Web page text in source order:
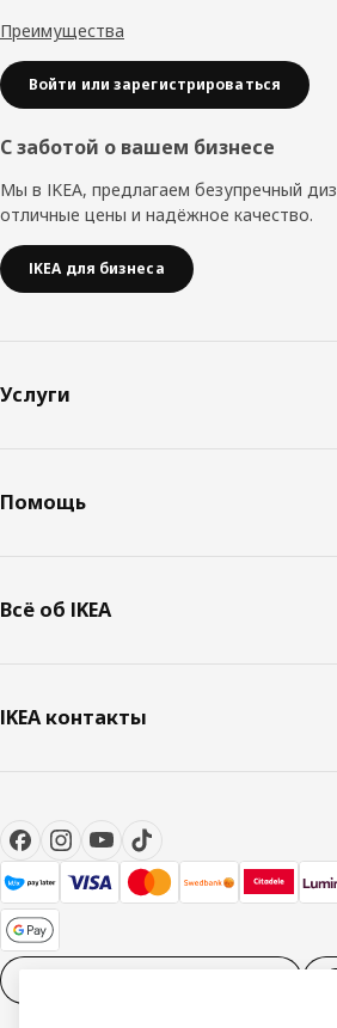
Преимущества
Войти или зарегистрироваться
С заботой о вашем бизнесе
Мы в IKEA, предлагаем безупречный
отличные цены и надёжное качество.
IKEA для бизнеса
Услуги
Помощь
Всё об IKEA
IKEA контакты